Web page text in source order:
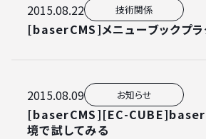
2015.08.22
技術関係
[baserCMS]メニューブックプ
2015.08.09 お知らせ
[baserCMS][EC-
境で試してみる